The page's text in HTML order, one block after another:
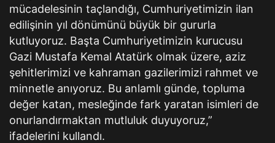
mücadelesinin taçlandığı, Cumhuriyetimizin ilan
edilişinin yıl dönümünü büyük bir gururla
kutluyoruz. Başta Cumhuriyetimizin kurucusu
Gazi Mustafa Kemal Atatürk olmak üzere, aziz
şehitlerimizi ve kahraman gazilerimizi rahmet ve
minnetle anıyoruz. Bu anlamlı günde, topluma
değer katan, mesleğinde fark yaratan isimleri de
onurlandırmaktan mutluluk duyuyoruz,”
ifadelerini kullandı.